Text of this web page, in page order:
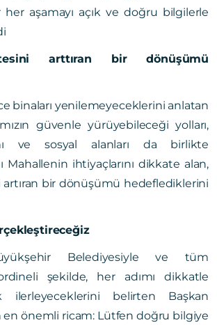
aşamayı açık ve doğru bilgilerle
arttıran bir dönüşümü
binaları yenilemeyeceklerini anlatan
güvenle yürüyebileceği yolları,
ve sosyal alanları da birlikte
Mahallenin ihtiyaçlarını dikkate alan,
artıran bir dönüşümü hedeflediklerini
Belediyesiyle ve tüm
şekilde, her adımı dikkatle
ilerleyeceklerini belirten Başkan
en önemli ricam: Lütfen doğru bilgiye